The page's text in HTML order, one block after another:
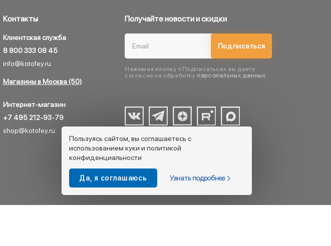
Контакты
Клиентская служба
8 800 333 08 45
info@kotofey.ru
Магазины в Москва (50)
Интернет-магазин
+7 495 212-93-79
shop@kotofey.ru
Получайте новости и скидки
Подписаться
Нажимая кнопку «Подписаться» вы даете
согласие на обработку персональных данных
Пользуясь сайтом, вы соглашаетесь с
использованием куки и политикой
конфиденциальности
Да, я соглашаюсь Узнать подробнее